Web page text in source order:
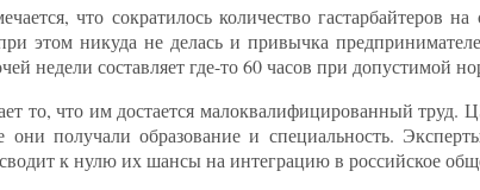
что сократилось количество гастарбайтеров
этом никуда не делась и привычка
недели составляет где-то 60 часов при допустимой
то, что им достается малоквалифицированный
они получали образование и специальность.
к нулю их шансы на интеграцию в российское